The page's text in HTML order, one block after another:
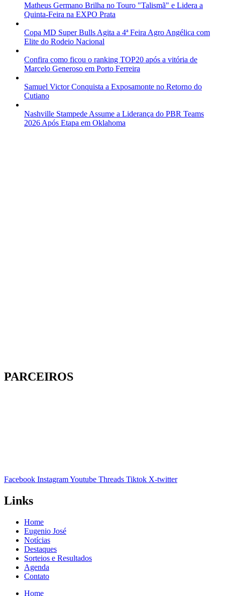
Matheus Germano Brilha no Touro "Talismã" e Lidera a
Quinta-Feira na EXPO Prata
Copa MD Super Bulls Agita a 4ª Feira Agro Angélica com
Elite do Rodeio Nacional
Confira como ficou o ranking TOP20 após a vitória de
Marcelo Generoso em Porto Ferreira
Samuel Victor Conquista a Exposamonte no Retorno do
Cutiano
Nashville Stampede Assume a Liderança do PBR Teams
2026 Após Etapa em Oklahoma
PARCEIROS
Facebook InstagramYoutube Threads Tiktok X-twitter
Links
Home
Eugenio José
Notícias
Destaques
Sorteios e Resultados
Agenda
Contato
Home